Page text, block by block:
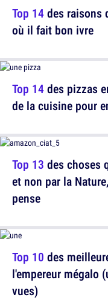
Top 14des raisons
où il fait bon ivre
Top 13 des choses
et non par la
pense
Top 14des pizzas
de la cuisine pour
Top 10 des
l'empereur mégalo
vues)